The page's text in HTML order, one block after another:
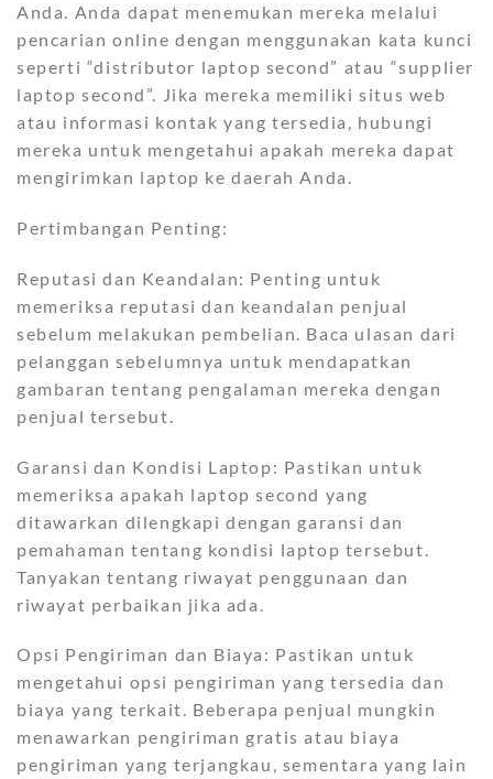
Anda. Anda dapat menemukan mereka melalui
pencarian online dengan menggunakan kata kunci
seperti “distributor laptop second” atau “supplier
laptop second”. Jika mereka memiliki situs web
atau informasi kontak yang tersedia, hubungi
mereka untuk mengetahui apakah mereka dapat
mengirimkan laptop ke daerah Anda.
Pertimbangan Penting:
Reputasi dan Keandalan: Penting untuk
memeriksa reputasi dan keandalan penjual
sebelum melakukan pembelian. Baca ulasan dari
pelanggan sebelumnya untuk mendapatkan
gambaran tentang pengalaman mereka dengan
penjual tersebut.
Garansi dan Kondisi Laptop: Pastikan untuk
memeriksa apakah laptop second yang
ditawarkan dilengkapi dengan garansi dan
pemahaman tentang kondisi laptop tersebut.
Tanyakan tentang riwayat penggunaan dan
riwayat perbaikan jika ada.
Opsi Pengiriman dan Biaya: Pastikan untuk
mengetahui opsi pengiriman yang tersedia dan
biaya yang terkait. Beberapa penjual mungkin
menawarkan pengiriman gratis atau biaya
pengiriman yang terjangkau, sementara yang lain